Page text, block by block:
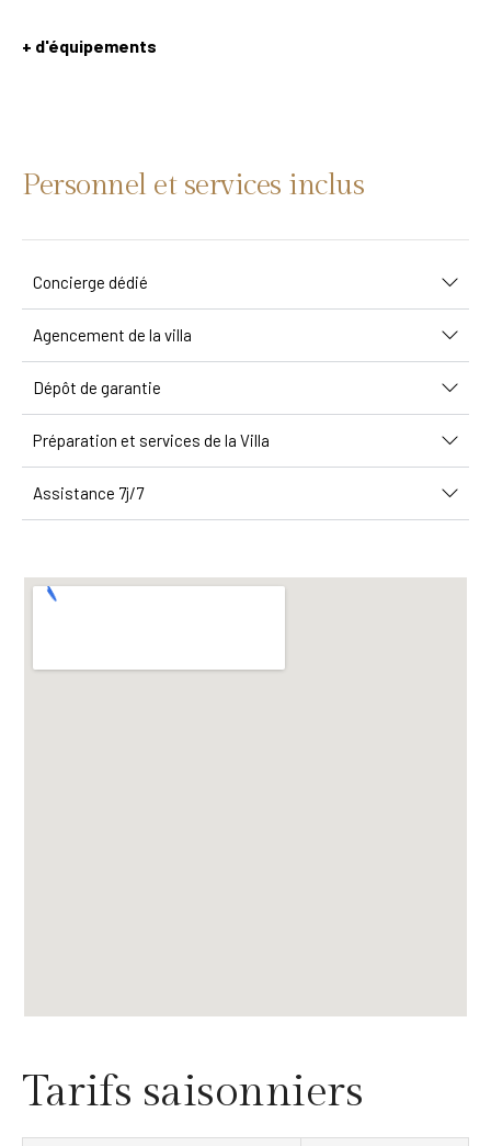
+ d'équipements
Personnel et services inclus
Concierge dédié
Agencement de la villa
Dépôt de garantie
Préparation et services de la Villa
Assistance 7j/7
Tarifs saisonniers